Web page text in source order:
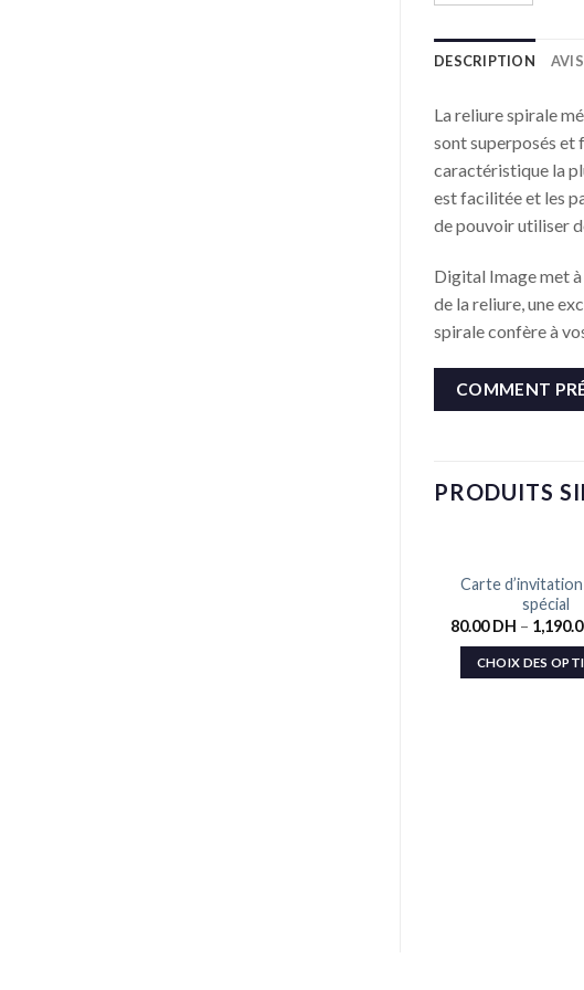
DESCRIPTION
La reliure spirale
sont superposés et
caractéristique la
est facilitée et les
de pouvoir utiliser
Digital Image met
de la reliure, une
spirale confère à
COMMENT
PRODUITS
Carte
spécial
80.00DH –
CHOIX DES